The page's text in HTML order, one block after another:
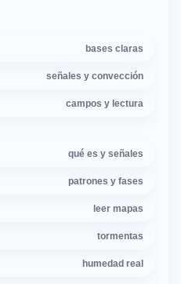
bases claras
señales y convección
campos y lectura
qué es y señales
patrones y fases
leer mapas
tormentas
humedad real